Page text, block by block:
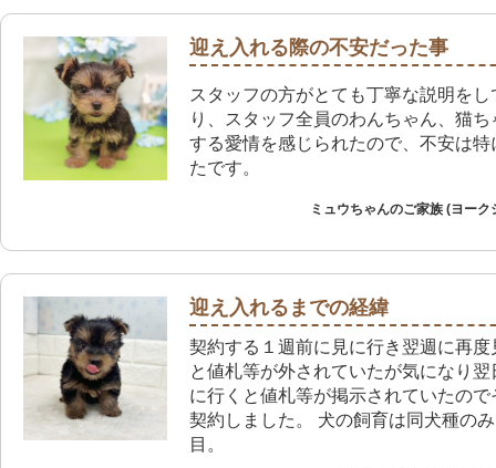
迎え入れる際の不安だった事
スタッフの方がとても丁寧な説明をし
り、スタッフ全員のわんちゃん、猫ち
する愛情を感じられたので、不安は特
たです。
ミュウちゃんのご家族 (ヨーク
迎え入れるまでの経緯
契約する１週前に見に行き翌週に再度
と値札等が外されていたが気になり翌
に行くと値札等が掲示されていたので
契約しました。 犬の飼育は同犬種の
目。